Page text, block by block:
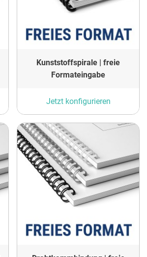
Kunststoffspirale | freie
Formateingabe
Jetzt konfigurieren